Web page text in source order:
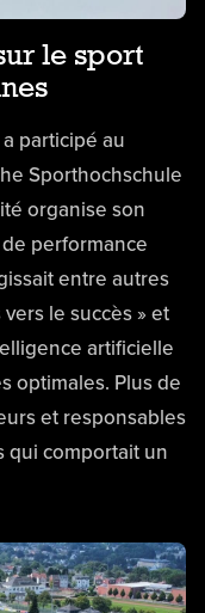
le sport
participé au
Sporthochschule
organise son
performance
entre autres
le succès » et
artificielle
optimales. Plus de
et responsables
qui comportait un